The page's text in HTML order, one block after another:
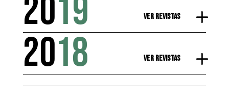
2019 Ver Revistas
2018 Ver Revistas